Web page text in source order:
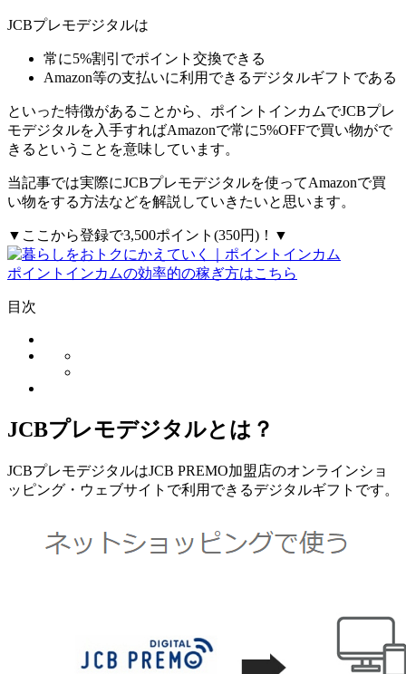
JCBプレモデジタルは
常に5%割引でポイント交換できる
Amazon等の支払いに利用できるデジタルギフトである
といった特徴があることから、 ポイントインカムでJCBプレ
モデジタルを入手すればAmazonで常に5%OFFで買い物がで
きるということを意味しています。
当記事では実際にJCBプレモデジタルを使ってAmazonで買
い物をする方法などを解説していきたいと思います。
▼ここから登録で3,500ポイント(350円)！▼
ポイントインカムの効率的の稼ぎ方はこちら
目次
JCBプレモデジタルとは？
JCBプレモデジタルはJCB PREMO加盟店のオンラインショ
ッピング・ウェブサイトで利用できるデジタルギフトです。